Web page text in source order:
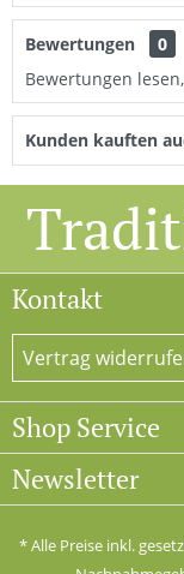
Bewertungen
0
Bewertungen
Kunden kauften
Kontakt
Vertrag
Shop Service
Newsletter
* Alle Preise inkl.